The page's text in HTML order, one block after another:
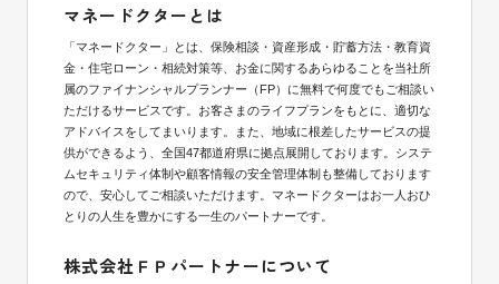
マネードクターとは
「マネードクター」とは、保険相談・資産形成・貯蓄方法・教育資
金・住宅ローン・相続対策等、お金に関するあらゆることを当社所
属のファイナンシャルプランナー（FP）に無料で何度でもご相談い
ただけるサービスです。お客さまのライフプランをもとに、適切な
アドバイスをしてまいります。また、地域に根差したサービスの提
供ができるよう、全国47都道府県に拠点展開しております。システ
ムセキュリティ体制や顧客情報の安全管理体制も整備しております
ので、安心してご相談いただけます。マネードクターはお一人おひ
とりの人生を豊かにする一生のパートナーです。
株式会社ＦＰパートナーについて